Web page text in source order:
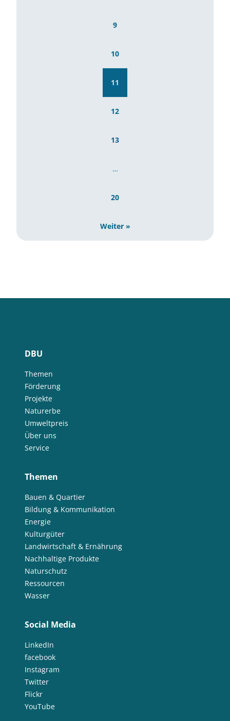
9
10
11
12
13
…
20
Weiter »
DBU
Themen
Förderung
Projekte
Naturerbe
Umweltpreis
Über uns
Service
Themen
Bauen & Quartier
Bildung & Kommunikation
Energie
Kulturgüter
Landwirtschaft & Ernährung
Nachhaltige Produkte
Naturschutz
Ressourcen
Wasser
Social Media
LinkedIn
facebook
Instagram
Twitter
Flickr
YouTube